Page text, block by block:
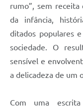
rumo”, sem
da infância,
ditados populares
sociedade. O
sensível e
a delicadeza de um
Com uma